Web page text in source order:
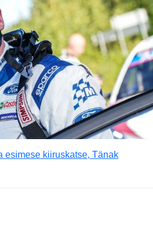
esimese kiiruskatse, Tänak